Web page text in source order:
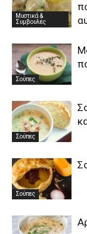
Μυστικά &
Συμβουλές
Σούπες
Σούπες
Σούπες